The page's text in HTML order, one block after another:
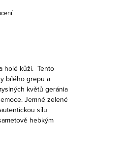
holé kůži. Tento
bílého grepu a
květů geránia
Jemné zelené
sílu
hebkým